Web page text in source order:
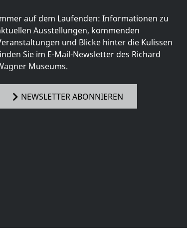
auf dem Laufenden: Informationen zu
Ausstellungen, kommenden
und Blicke hinter die Kulissen
Sie im E-Mail-Newsletter des Richard
Museums.
NEWSLETTER ABONNIEREN